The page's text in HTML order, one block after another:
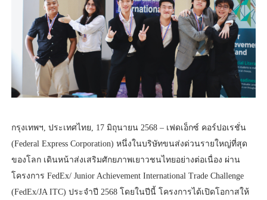
กรุงเทพฯ, ประเทศไทย, 17 มิถุนายน 2568 – เฟดเอ็กซ์ คอร์ปอเรชั่น
(Federal Express Corporation) หนึ่งในบริษัทขนส่งด่วนรายใหญ่ที่สุด
ของโลก เดินหน้าส่งเสริมศักยภาพเยาวชนไทยอย่างต่อเนื่อง ผ่าน
โครงการ FedEx/ Junior Achievement International Trade Challenge
(FedEx/JA ITC) ประจำปี 2568 โดยในปีนี้ โครงการได้เปิดโอกาสให้